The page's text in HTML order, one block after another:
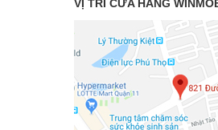
VỊ TRÍ CỬA HÀNG